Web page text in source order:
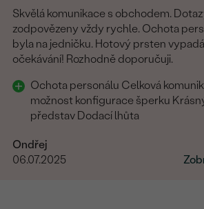
Skvělá komunikace s obchodem.
zodpovězeny vždy rychle. Ochota
byla na jedničku. Hotový prsten
očekávání! Rozhodně doporučuji.
Ochota personálu Celková komunikace Velký
možnost konfigurace šperku
představ Dodací lhůta
Ondřej
06.07.2025